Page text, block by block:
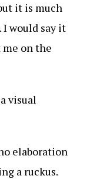
it is much
I would say it
on the
visual
elaboration
a ruckus.